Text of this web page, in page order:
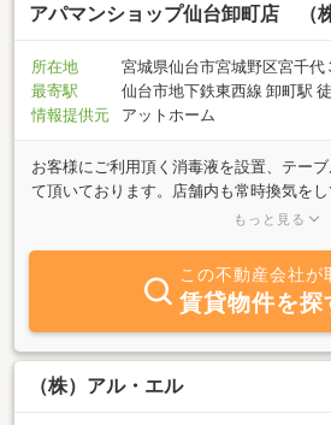
アパマンショップ仙台卸町店 （
所在地
宮城県仙台市宮城野区宮千代
最寄駅
仙台市地下鉄東西線 卸町駅
情報提供元
アットホーム
お客様にご利用頂く消毒液を設置、テー
て頂いております。店舗内も常時換気を
いで、オンライン接客、オンライン見学
います。お客様に満足のいくお部屋探し
一同頑張ります！お気軽にご来店・お問
もっと見る
この不動産会社が
賃貸物件を探
（株）アル・エル